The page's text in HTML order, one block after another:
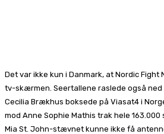
Det var ikke kun i Danmark, at Nordic
tv-skærmen. Seertallene raslede også
Cecilia Brækhus boksede på Viasat4 i
mod Anne Sophie Mathis trak hele 163.000
Mia St. John-stævnet kunne ikke få